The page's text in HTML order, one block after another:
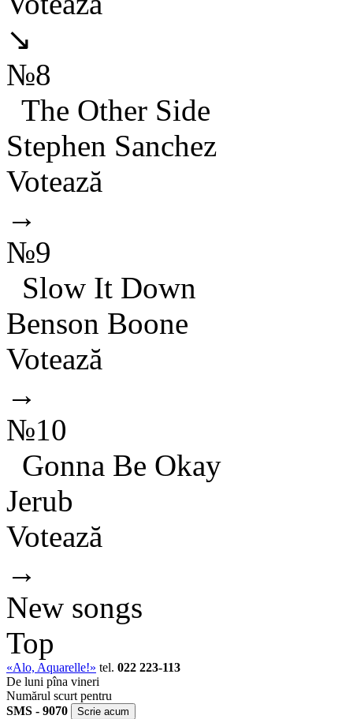
↘
№8
The Other Side
Stephen Sanchez
Votează
→
№9
Slow It Down
Benson Boone
Votează
→
№10
Gonna Be Okay
Jerub
Votează
→
New songs
Top
«Alo, Aquarelle!» tel. 022 223-113
De luni pîna vineri
Numărul scurt pentru
SMS - 9070